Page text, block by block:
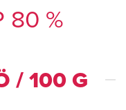
80 %
/ 100 G